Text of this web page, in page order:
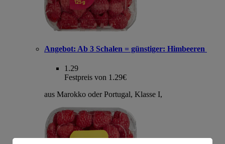
Angebot: Ab 3 Schalen = günstiger: Himbeeren
1.29
Festpreis von 1.29€
aus Marokko oder Portugal, Klasse I,